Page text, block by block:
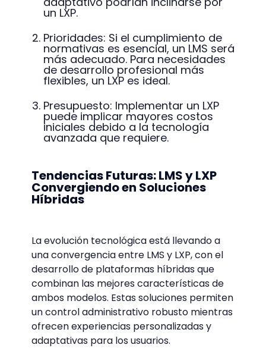
un LXP.
Prioridades: Si el cumplimiento de
normativas es esencial, un LMS será
más adecuado. Para necesidades
de desarrollo profesional más
flexibles, un LXP es ideal.
Presupuesto: Implementar un LXP
puede implicar mayores costos
iniciales debido a la tecnología
avanzada que requiere.
Tendencias Futuras: LMS y LXP
Convergiendo en Soluciones
Híbridas
La evolución tecnológica está llevando a
una convergencia entre LMS y LXP, con el
desarrollo de plataformas híbridas que
combinan las mejores características de
ambos modelos. Estas soluciones permiten
un control administrativo robusto mientras
ofrecen experiencias personalizadas y
adaptativas para los usuarios.